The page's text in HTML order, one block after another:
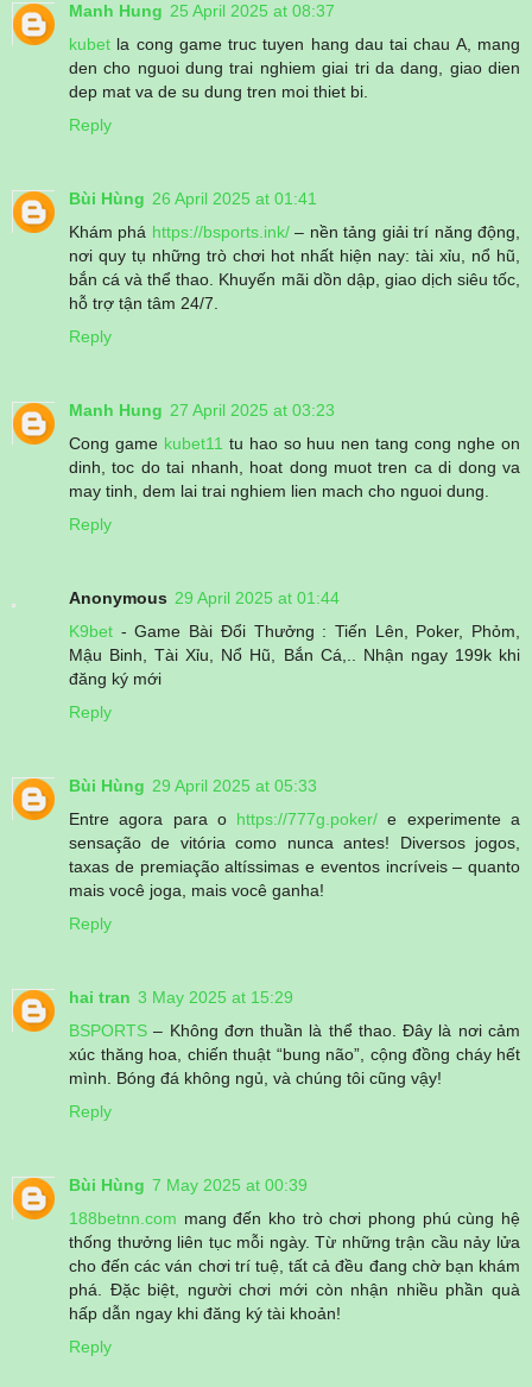
Manh Hung 25 April 2025 at 08:37
kubet la cong game truc tuyen hang dau tai chau A, mang
den cho nguoi dung trai nghiem giai tri da dang, giao dien
dep mat va de su dung tren moi thiet bi.
Reply
Bùi Hùng 26 April 2025 at 01:41
Khám phá https://bsports.ink/– nền tảng giải trí năng động,
nơi quy tụ những trò chơi hot nhất hiện nay: tài xỉu, nổ hũ,
bắn cá và thể thao. Khuyến mãi dồn dập, giao dịch siêu tốc,
hỗ trợ tận tâm 24/7.
Reply
Manh Hung 27 April 2025 at 03:23
Cong game kubet11 tu hao so huu nen tang cong nghe on
dinh, toc do tai nhanh, hoat dong muot tren ca di dong va
may tinh, dem lai trai nghiem lien mach cho nguoi dung.
Reply
Anonymous 29 April 2025 at 01:44
K9bet - Game Bài Đổi Thưởng : Tiến Lên, Poker, Phỏm,
Mậu Binh, Tài Xỉu, Nổ Hũ, Bắn Cá,.. Nhận ngay 199k khi
đăng ký mới
Reply
Bùi Hùng 29 April 2025 at 05:33
Entre agora para o https://777g.poker/ e experimente a
sensação de vitória como nunca antes! Diversos jogos,
taxas de premiação altíssimas e eventos incríveis – quanto
mais você joga, mais você ganha!
Reply
hai tran 3 May 2025 at 15:29
BSPORTS – Không đơn thuần là thể thao. Đây là nơi cảm
xúc thăng hoa, chiến thuật “bung não”, cộng đồng cháy hết
mình. Bóng đá không ngủ, và chúng tôi cũng vậy!
Reply
Bùi Hùng 7 May 2025 at 00:39
188betnn.com mang đến kho trò chơi phong phú cùng hệ
thống thưởng liên tục mỗi ngày. Từ những trận cầu nảy lửa
cho đến các ván chơi trí tuệ, tất cả đều đang chờ bạn khám
phá. Đặc biệt, người chơi mới còn nhận nhiều phần quà
hấp dẫn ngay khi đăng ký tài khoản!
Reply